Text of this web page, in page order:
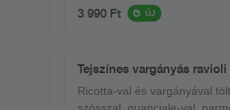
3 990 Ft ÚJ
Tejszínes vargányás ravioli
Ricotta-val és vargányával